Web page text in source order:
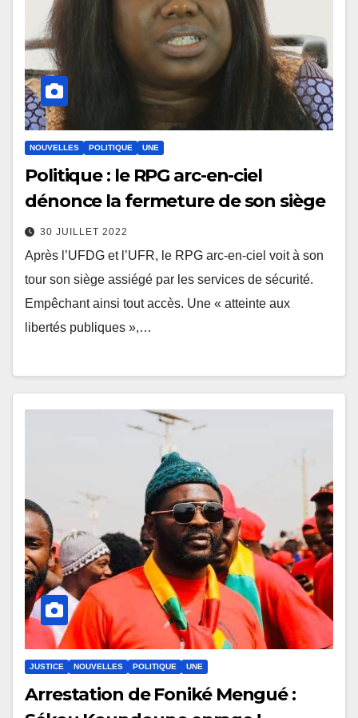
NOUVELLES POLITIQUE UNE
Politique : le RPG arc-en-ciel
dénonce la fermeture de son siège
30 JUILLET 2022
Après l’UFDG et l’UFR, le RPG arc-en-ciel voit à son
tour son siège assiégé par les services de sécurité.
Empêchant ainsi tout accès. Une « atteinte aux
libertés publiques »,…
JUSTICE NOUVELLES POLITIQUE UNE
Arrestation de Foniké Mengué :